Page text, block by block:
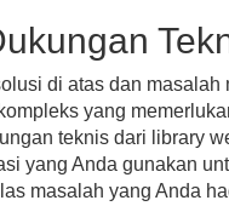
di atas dan masalah
yang
teknis dari library
yang Anda gunakan
masalah yang Anda